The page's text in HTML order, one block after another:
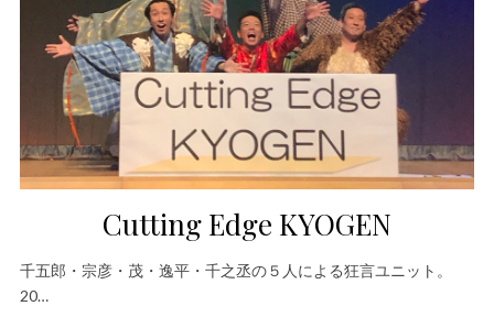
Cutting Edge KYOGEN
千五郎・宗彦・茂・逸平・千之丞の５人による狂言ユニット。
20…